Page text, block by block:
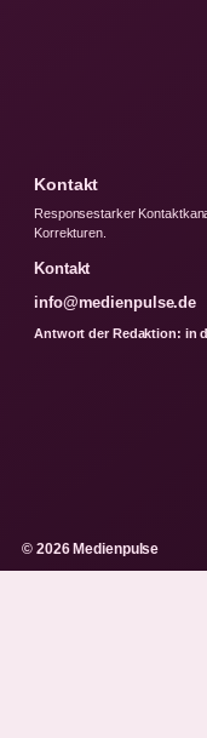
Kontakt
Responsestarker
Korrekturen.
Kontakt
info@medienpulse.de
Antwort der Redaktion: in
© 2026 Medienpulse